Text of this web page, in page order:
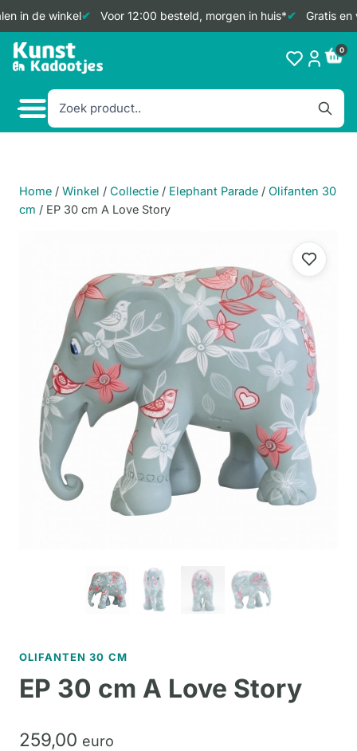
in de winkel Voor 12:00 besteld, morgen in huis* Gratis en
Doorgaan
naar
0
Home / Winkel / Collectie / Elephant Parade / Olifanten 30
cm / EP 30 cm A Love Story
OLIFANTEN 30 CM
EP 30 cm A Love Story
259,00 euro